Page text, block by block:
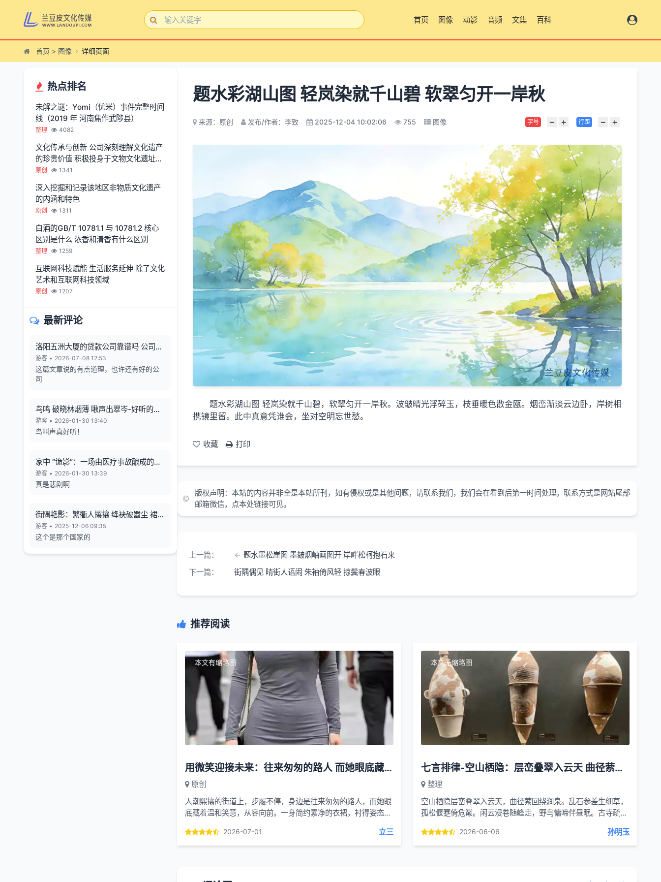
首页 图像 动影 音频 文集 百科
首页 > 图像 详细页面
热点排名
未解之谜：Yomi（优米）事件完整时间
线（2019 年 河南焦作武陟县）
整理 4082
文化传承与创新 公司深刻理解文化遗产
的珍贵价值 积极投身于文物文化遗址保
护服务
原创 1341
深入挖掘和记录该地区非物质文化遗产
的内涵和特色
原创 1311
白酒的GB/T 10781.1 与 10781.2 核心
区别是什么 浓香和清香有什么区别
整理 1259
互联网科技赋能 生活服务延伸 除了文化
艺术和互联网科技领域
原创 1207
最新评论
洛阳五洲大厦的贷款公司靠谱吗 公司利
润从哪来 有无风险
游客 • 2026-07-08 12:53
这篇文章说的有点道理，也许还有好的公
司
鸟鸣 破晓林烟薄 啾声出翠岑-好听的鸟
鸣声
游客 • 2026-01-30 13:40
鸟叫声真好听！
家中 “诡影”：一场由医疗事故酿成的悲
剧
游客 • 2026-01-30 13:39
真是悲剧啊
街隅艳影：繁衢人攘攘 绛袂破嚣尘 裙束
霞裁色
游客 • 2025-12-06 09:35
这个是那个国家的
题水彩湖山图 轻岚染就千山碧 软翠匀开一岸秋
来源：原创 发布/作者：李致 2025-12-04 10:02:06 755 图像 字号 − + 行距 − +
题水彩湖山图 轻岚染就千山碧，软翠匀开一岸秋。波皱晴光浮碎玉，枝垂暖色散金瓯。烟峦渐淡云边卧，岸树相
携镜里留。此中真意凭谁会，坐对空明忘世愁。
收藏 打印
版权声明： 本站的内容并非全是本站所刊，如有侵权或是其他问题，请联系我们，我们会在看到后第一时间处理。联系方式是网站尾部
邮箱微信，点本处链接可见。
上一篇：
题水墨松崖图 墨皴烟岫画图开 岸畔松柯抱石来
下一篇：
街隅偶见 晴街人语闹 朱袖倚风轻 掠鬓春波眼
推荐阅读
本文有缩略图
用微笑迎接未来：往来匆匆的路人 而她眼底藏着温和笑意
原创
人潮熙攘的街道上，步履不停，身边是往来匆匆的路人，而她眼
底藏着温和笑意，从容向前。一身简约素净的衣裙，衬得姿态舒
2026-07-01 立三
本文无缩略图
七言排律-空山栖隐：层峦叠翠入云天 曲径萦回绕涧泉
整理
空山栖隐层峦叠翠入云天，曲径萦回绕涧泉。乱石参差生细草，
孤松偃蹇倚危巅。闲云漫卷随峰走，野鸟慵啼伴昼眠。古寺疏钟
2026-06-06 孙明玉